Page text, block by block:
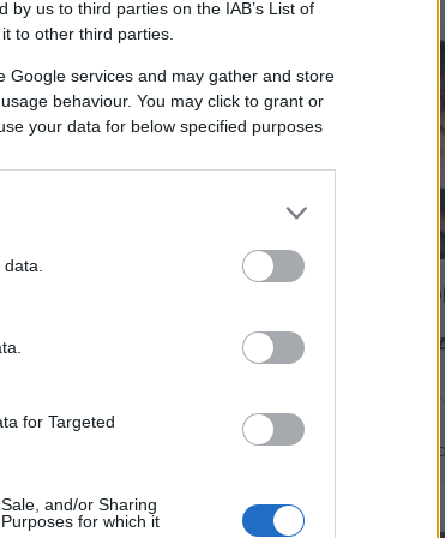
by us to third parties on the IAB’s List of
to other third parties.
Google services and may gather and store
behaviour. You may click to grant or
your data for below specified purposes
for Targeted
and/or Sharing
for which it
KIS
leszVéNégy
KREATÍV
KENUTÚRÁK,
JÚLIUS 2-ÁN INDUL
FESZTIVÁL
A művészetek
szépsége olvad